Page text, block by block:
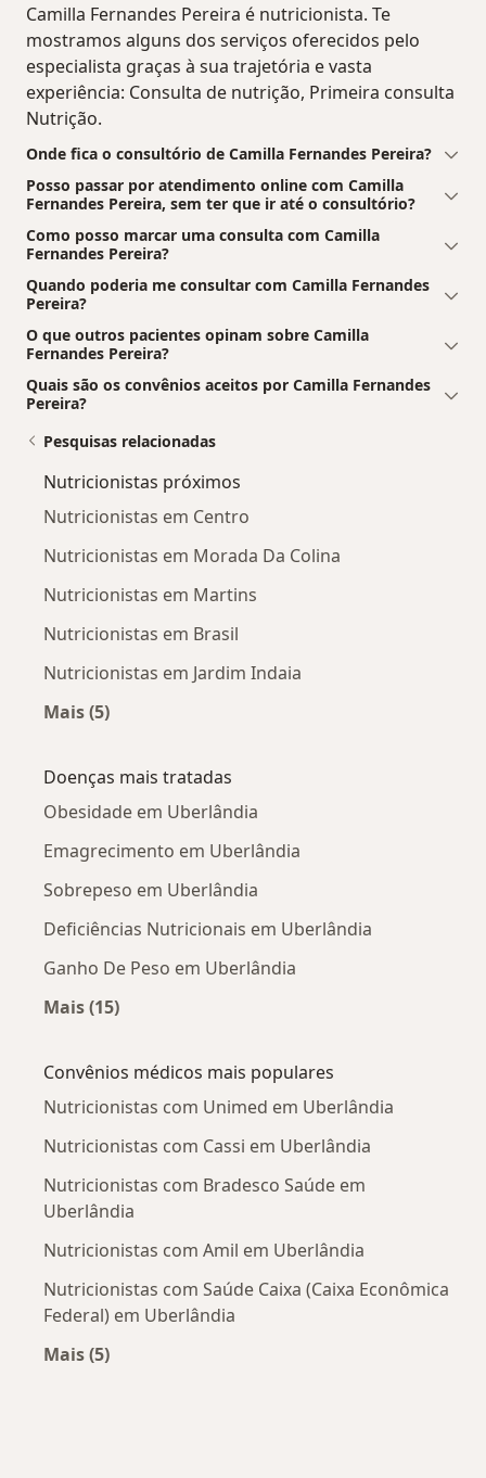
Camilla Fernandes Pereira é nutricionista. Te
mostramos alguns dos serviços oferecidos pelo
especialista graças à sua trajetória e vasta
experiência: Consulta de nutrição, Primeira consulta
Nutrição.
Onde fica o consultório de Camilla Fernandes Pereira?
Posso passar por atendimento online com Camilla
Fernandes Pereira, sem ter que ir até o consultório?
Como posso marcar uma consulta com Camilla
Fernandes Pereira?
Quando poderia me consultar com Camilla Fernandes
Pereira?
O que outros pacientes opinam sobre Camilla
Fernandes Pereira?
Quais são os convênios aceitos por Camilla Fernandes
Pereira?
Pesquisas relacionadas
Nutricionistas próximos
Nutricionistas em Centro
Nutricionistas em Morada Da Colina
Nutricionistas em Martins
Nutricionistas em Brasil
Nutricionistas em Jardim Indaia
Mais (5)
Doenças mais tratadas
Obesidade em Uberlândia
Emagrecimento em Uberlândia
Sobrepeso em Uberlândia
Deficiências Nutricionais em Uberlândia
Ganho De Peso em Uberlândia
Mais (15)
Convênios médicos mais populares
Nutricionistas com Unimed em Uberlândia
Nutricionistas com Cassi em Uberlândia
Nutricionistas com Bradesco Saúde em
Uberlândia
Nutricionistas com Amil em Uberlândia
Nutricionistas com Saúde Caixa (Caixa Econômica
Federal) em Uberlândia
Mais (5)